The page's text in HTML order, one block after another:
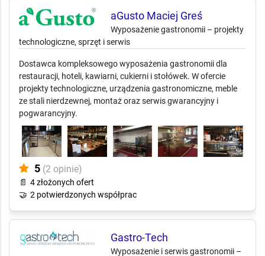
aGusto Maciej Greś
Wyposażenie gastronomii – projekty
technologiczne, sprzęt i serwis
Dostawca kompleksowego wyposażenia gastronomii dla
restauracji, hoteli, kawiarni, cukierni i stołówek. W ofercie
projekty technologiczne, urządzenia gastronomiczne, meble
ze stali nierdzewnej, montaż oraz serwis gwarancyjny i
pogwarancyjny.
5 (2 opinie)
📄 4 złożonych ofert
🤝 2 potwierdzonych współprac
Gastro-Tech
Wyposażenie i serwis gastronomii –